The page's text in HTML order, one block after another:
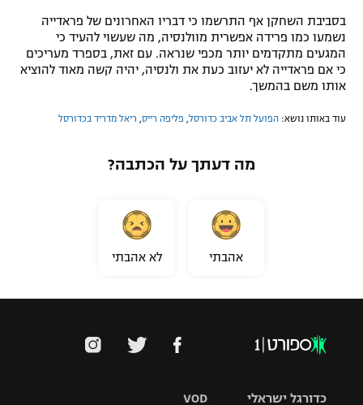
בסביבת השחקן אף התרשמו כי דבריו האחרונים של פראדייה
נשמעו כמו פרידה אפשרית מוולנסיה, מה שעשוי להעיד כי
המגעים מתקדמים יותר מכפי שנראה. עם זאת, בספרד מעריכים
כי אם פראדייה לא יעזוב כעת את ולנסיה, יהיה קשה מאוד להוציא
אותו משם בהמשך.
עוד באותו נושא: הפועל תל אביב כדורסל פליפה רייס ריאל מדריד בכדורסל
מה דעתך על הכתבה?
אהבתי לא אהבתי
VOD כדורגל ישראלי